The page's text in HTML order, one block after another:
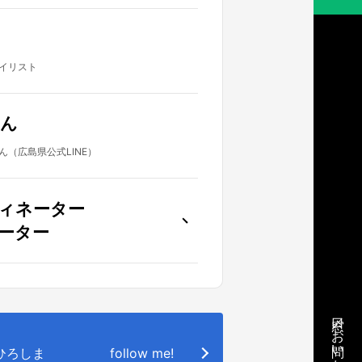
リスト
（広島県公式LINE）
ネーター
ター
しま follow me! 窓口／お問い合わせ